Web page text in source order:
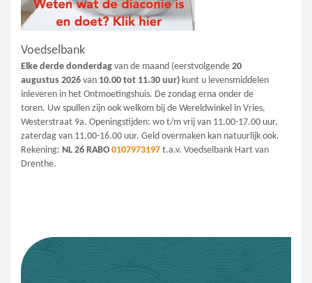
Voedselbank
Elke derde donderdag van de maand (eerstvolgende 20
augustus 2026 van 10.00 tot 11.30 uur) kunt u levensmiddelen
inleveren in het Ontmoetingshuis. De zondag erna onder de
toren. Uw spullen zijn ook welkom bij de Wereldwinkel in Vries,
Westerstraat 9a. Openingstijden: wo t/m vrij van 11.00-17.00 uur,
zaterdag van 11.00-16.00 uur. Geld overmaken kan natuurlijk ook.
Rekening: NL 26 RABO 0107973197 t.a.v. Voedselbank Hart van
Drenthe.